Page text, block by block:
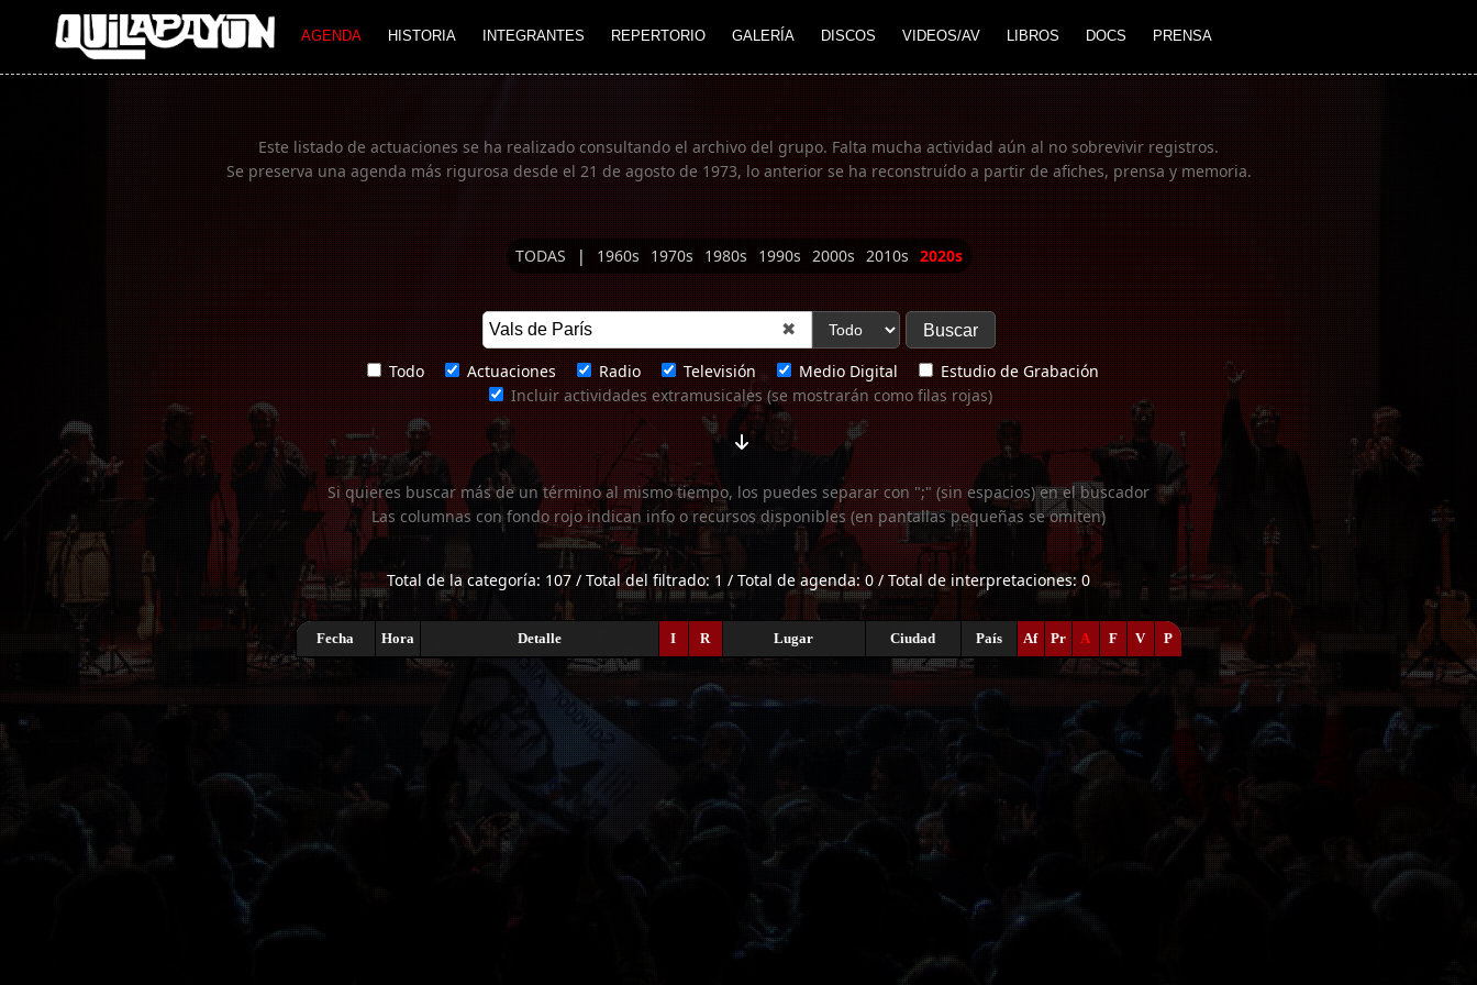
AGENDA HISTORIA INTEGRANTES REPERTORIO GALERÍA DISCOS VIDEOS/AV LIBROS DOCS PRENSA
Imagen 01
Este listado de actuaciones se ha realizado consultando el archivo del grupo. Falta mucha actividad aún al no sobrevivir registros.
Se preserva una agenda más rigurosa desde el 21 de agosto de 1973, lo anterior se ha reconstruído a partir de afiches, prensa y memoria.
TODAS | 1960s 1970s 1980s 1990s 2000s 2010s 2020s
✖
Todo Actuaciones Radio Televisión Medio Digital
Estudio de Grabación
Incluir actividades extramusicales (se mostrarán como filas rojas)
Si quieres buscar más de un término al mismo tiempo, los puedes separar con ";" (sin espacios) en el buscador
Las columnas con fondo rojo indican info o recursos disponibles (en pantallas pequeñas se omiten)
Total de la categoría: 107 / Total del filtrado: 1 / Total de agenda: 0 / Total de interpretaciones: 0
Fecha Hora Detalle I R Lugar Ciudad País Af Pr A F V P